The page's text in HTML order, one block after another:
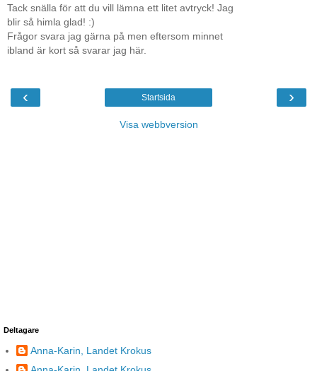
Tack snälla för att du vill lämna ett litet avtryck! Jag
blir så himla glad! :)
Frågor svara jag gärna på men eftersom minnet
ibland är kort så svarar jag här.
‹ ›
Startsida
Visa webbversion
Deltagare
Anna-Karin, Landet Krokus